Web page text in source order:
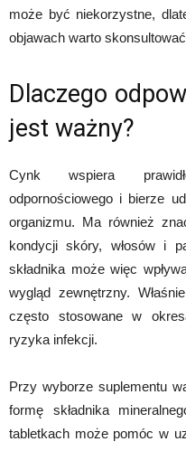
może być niekorzystne,
objawach warto
Dlaczego
jest ważny?
Cynk wspiera
odpornościowego i bierze
organizmu. Ma również
kondycji skóry, włosów i
składnika może więc
wygląd zewnętrzny.
często stosowane w
ryzyka infekcji.
Przy wyborze suplementu
formę składnika
tabletkach może pomóc w